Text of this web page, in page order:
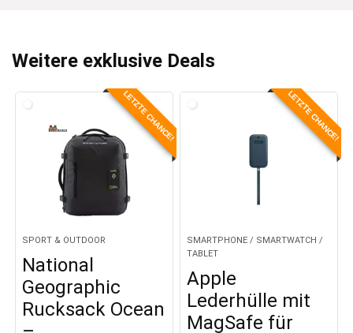
Weitere exklusive Deals
LETZTE CHANCE!
SPORT & OUTDOOR
National
Geographic
Rucksack Ocean
LETZTE CHANCE!
SMARTPHONE / SMARTWATCH /
TABLET
Apple
Lederhülle mit
MagSafe für